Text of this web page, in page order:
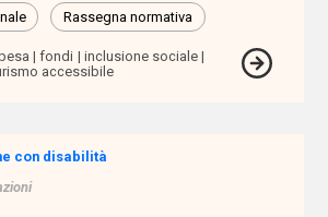
Rassegna normativa
fondi
inclusione sociale
accessibile
con disabilità